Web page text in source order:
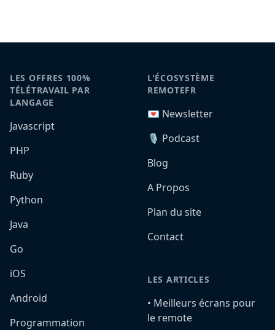
LES OFFRES 100%
TÉLÉTRAVAIL PAR
LANGAGE
Javascript
PHP
Ruby
Python
Java
Go
iOS
Android
Programmation
L'ÉCOSYSTÈME
REMOTEFR
💌 Newsletter
🎙️ Podcast
Blog
A Propos
Plan du site
Contact
LES ARTICLES
•️ Meilleurs écrans pour
le remote